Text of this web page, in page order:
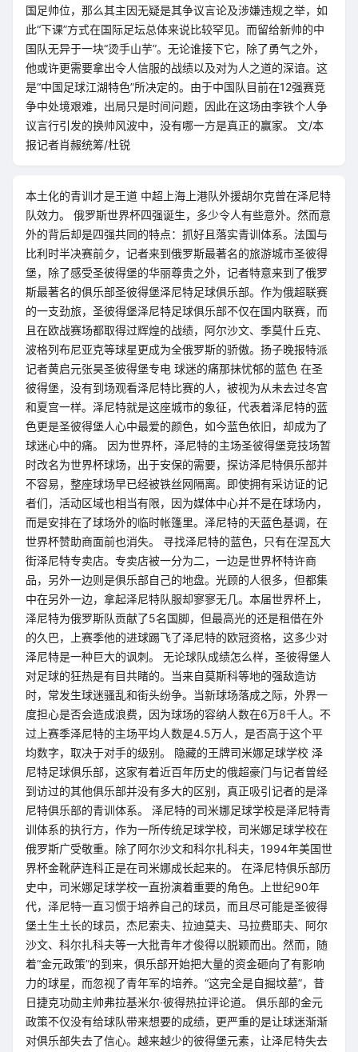
国足帅位，那么其主因无疑是其争议言论及涉嫌违规之举，如
此“下课”方式在国际足坛总体来说比较罕见。而留给新帅的中
国队无异于一块“烫手山芋”。无论谁接下它，除了勇气之外，
他或许更需要拿出令人信服的战绩以及对为人之道的深谙。这
是“中国足球江湖特色”所决定的。由于中国队目前在12强赛竞
争中处境艰难，出局只是时间问题，因此在这场由李铁个人争
议言行引发的换帅风波中，没有哪一方是真正的赢家。 文/本
报记者肖赧统筹/杜锐
本土化的青训才是王道 中超上海上港队外援胡尔克曾在泽尼特
队效力。 俄罗斯世界杯四强诞生，多少令人有些意外。然而意
外的背后却是四强共同的特点：抓好且落实青训体系。法国与
比利时半决赛前夕，记者来到俄罗斯最著名的旅游城市圣彼得
堡，除了感受圣彼得堡的华丽尊贵之外，记者特意来到了俄罗
斯最著名的俱乐部圣彼得堡泽尼特足球俱乐部。作为俄超联赛
的一支劲旅，圣彼得堡泽尼特足球俱乐部不仅在国内联赛，而
且在欧战赛场都取得过辉煌的战绩，阿尔沙文、季莫什丘克、
波格列布尼亚克等球星更成为全俄罗斯的骄傲。扬子晚报特派
记者黄启元张昊圣彼得堡专电 球迷的痛那抹忧郁的蓝色 在圣
彼得堡，没有到场观看泽尼特比赛的人，被视为从未去过冬宫
和夏宫一样。泽尼特就是这座城市的象征，代表着泽尼特的蓝
色更是圣彼得堡人心中最爱的颜色，如今蓝色依旧，却成为了
球迷心中的痛。 因为世界杯，泽尼特的主场圣彼得堡竞技场暂
时改名为世界杯球场，出于安保的需要，探访泽尼特俱乐部并
不容易，整座球场早已经被铁丝网隔离。即使拥有采访证的记
者们，活动区域也相当有限，因为媒体中心并不是在球场内，
而是安排在了球场外的临时帐篷里。泽尼特的天蓝色基调，在
世界杯赞助商面前也消失。 寻找泽尼特的蓝色，只有在涅瓦大
街泽尼特专卖店。专卖店被一分为二，一边是世界杯特许商
品，另外一边则是俱乐部自己的地盘。光顾的人很多，但都集
中在另外一边，拿起泽尼特队服却寥寥无几。本届世界杯上，
泽尼特为俄罗斯队贡献了5名国脚，但最高光的还是租借在外
的久巴，上赛季他的进球踢飞了泽尼特的欧冠资格，这多少对
泽尼特是一种巨大的讽刺。 无论球队成绩怎么样，圣彼得堡人
对足球的狂热是有目共睹的。当来自莫斯科等地的强敌造访
时，常发生球迷骚乱和街头纷争。当新球场落成之际，外界一
度担心是否会造成浪费，因为球场的容纳人数在6万8千人。不
过上赛季泽尼特的主场平均人数是4.5万人，是否高于这个平
均数字，取决于对手的级别。 隐藏的王牌司米娜足球学校 泽
尼特足球俱乐部，这家有着近百年历史的俄超豪门与记者曾经
到访过的其他俱乐部并没有多大的区别，真正吸引记者的是泽
尼特俱乐部的青训体系。 泽尼特的司米娜足球学校是泽尼特青
训体系的执行方，作为一所传统足球学校，司米娜足球学校在
俄罗斯广受敬重。除了阿尔沙文和科尔扎科夫，1994年美国世
界杯金靴萨连科正是在司米娜成长起来的。 在泽尼特俱乐部历
史中，司米娜足球学校一直扮演着重要的角色。上世纪90年
代，泽尼特一直习惯于培养自己的球员，而且尽可能是圣彼得
堡土生土长的球员，杰尼索夫、拉迪莫夫、马拉费耶夫、阿尔
沙文、科尔扎科夫等一大批青年才俊得以脱颖而出。然而，随
着“金元政策”的到来，俱乐部开始把大量的资金砸向了有影响
力的球星，而忽视了青年军的培养。“这完全是自掘坟墓”，昔
日捷克功勋主帅弗拉基米尔·彼得热拉评论道。 俱乐部的金元
政策不仅没有给球队带来想要的成绩，更严重的是让球迷渐渐
对俱乐部失去了信心。越来越少的彼得堡元素，让泽尼特失去